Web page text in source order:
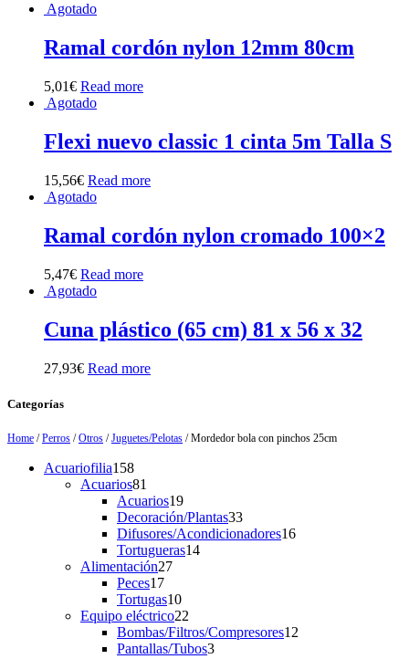
Agotado
Ramal cordón nylon 12mm 80cm
5,01€ Read more
Agotado
Flexi nuevo classic 1 cinta 5m Talla S
15,56€ Read more
Agotado
Ramal cordón nylon cromado 100×2
5,47€ Read more
Agotado
Cuna plástico (65 cm) 81 x 56 x 32
27,93€ Read more
Categorías
Home /Perros /Otros /Juguetes/Pelotas / Mordedor bola con pinchos 25cm
Acuariofilia158158
products
Acuarios81
products
Acuarios1919
products
Decoración/Plantas3333
products
Difusores/Acondicionadores1616
Tortugueras1414
Alimentación2727
Peces1717
products
Tortugas1010
products
Equipo eléctrico22
products
Bombas/Filtros/Compresores12
Pantallas/Tubos33